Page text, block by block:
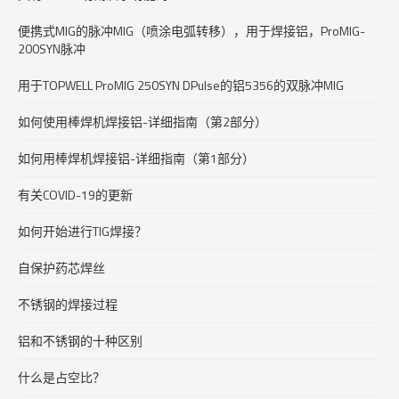
便携式MIG的脉冲MIG（喷涂电弧转移），用于焊接铝，ProMIG-
200SYN脉冲
用于TOPWELL ProMIG 250SYN DPulse的铝5356的双脉冲MIG
如何使用棒焊机焊接铝-详细指南（第2部分）
如何用棒焊机焊接铝-详细指南（第1部分）
有关COVID-19的更新
如何开始进行TIG焊接？
自保护药芯焊丝
不锈钢的焊接过程
铝和不锈钢的十种区别
什么是占空比？